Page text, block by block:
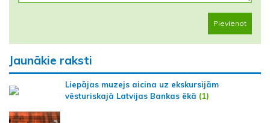
Pievienot
Jaunākie raksti
Liepājas muzejs aicina uz ekskursijām
vēsturiskajā Latvijas Bankas ēkā (1)